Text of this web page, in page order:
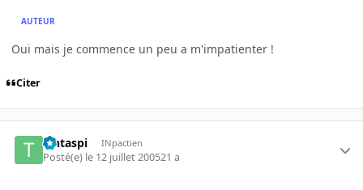
AUTEUR
Oui mais je commence un peu a m'impatienter !
Citer
Tintaspi INpactien
Posté(e) le 12 juillet 200521 a